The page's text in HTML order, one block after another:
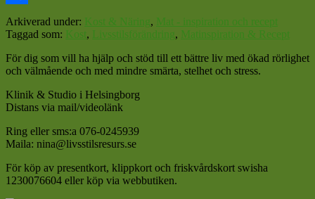
Dela
Arkiverad under: Kost & Näring, Mat - inspiration och recept
Taggad som: Kost, Livsstilsförändring, Matinspiration & Recept
För dig som vill ha hjälp och stöd till ett bättre liv med ökad rörlighet
och välmående och med mindre smärta, stelhet och stress.
Klinik & Studio i Helsingborg
Distans via mail/videolänk
Ring eller sms:a 076-0245939
Maila: nina@livsstilsresurs.se
För köp av presentkort, klippkort och friskvårdskort swisha
1230076604 eller köp via webbutiken.